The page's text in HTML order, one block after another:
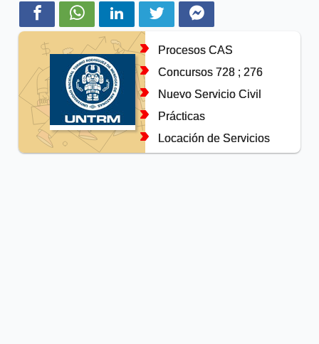
Procesos CAS
Concursos 728 ; 276
Nuevo Servicio Civil
Prácticas
Locación de Servicios